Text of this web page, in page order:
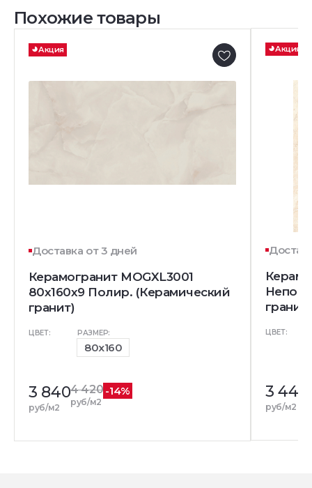
Похожие товары
Акция
Доставка от 3 дней
Керамогранит MOGXL3001
80x160x9 Полир. (Керамический
гранит)
ЦВЕТ: РАЗМЕР:
80x160
3 840
руб/м2
4 420
руб/м2
-14%
Акция
гранит)
ЦВЕТ:
3 440
руб/м2